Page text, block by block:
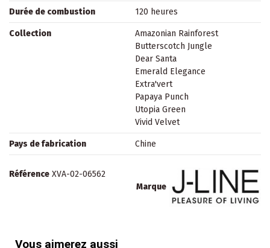
Durée de combustion 120 heures
Collection
Amazonian Rainforest
Butterscotch Jungle
Dear Santa
Emerald Elegance
Extra'vert
Papaya Punch
Utopia Green
Vivid Velvet
Pays de fabrication Chine
Marque
Référence XVA-02-06562
Vous aimerez aussi